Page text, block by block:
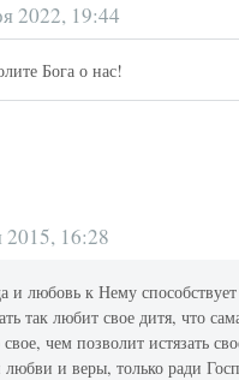
2022, 19:44
Бога о нас!
2015, 16:28
и любовь к Нему
так любит свое дитя, что
чем позволит истязать
любви и веры, только ради